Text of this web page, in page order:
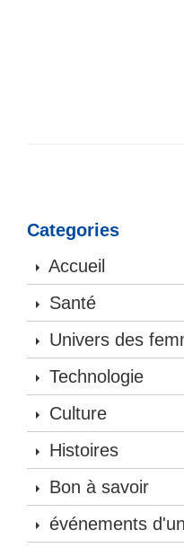
Categories
Accueil
Santé
Univers des
Technologie
Culture
Histoires
Bon à savoir
événements